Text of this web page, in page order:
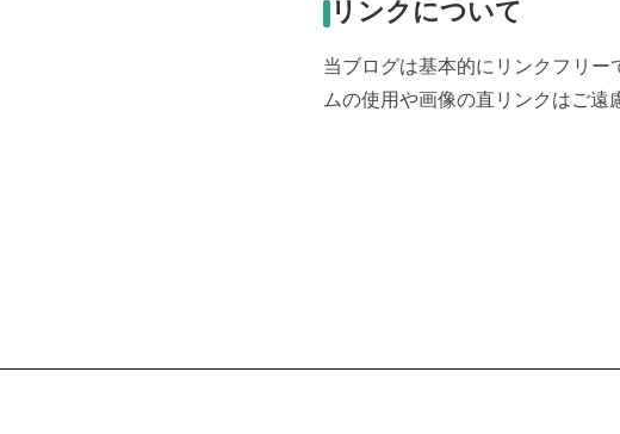
リンクについて
当ブログは基本的にリンクフリ
ムの使用や画像の直リンクはご遠